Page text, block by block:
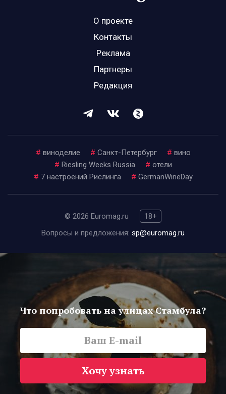
О проекте
Контакты
Реклама
Партнеры
Редакция
# виноделие # Санкт-Петербург # вино
# Riesling Weeks Russia # отели
# 7 настроений Рислинга # GermanWineDay
© 2026 Euromag.ru
18+
Вопросы и предложения: sp@euromag.ru
Что попробовать на улицах Стамбула?
Хочу узнать